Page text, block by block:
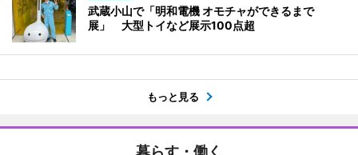
武蔵小山で「明和電機 オモチャができるまで
展」 大型トイなど展示100点超
もっと見る
暮らす・働く